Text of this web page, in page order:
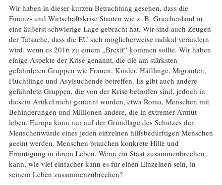
Wir haben in dieser kurzen Betrachtung gesehen, dass die
Finanz- und Wirtschaftskrise Staaten wie z. B. Griechenland in
eine äußerst schwierige Lage gebracht hat. Wir sind auch Zeugen
der Tatsache, dass die EU sich möglicherweise radikal verändern
wird, wenn es 2016 zu einem „Brexit“ kommen sollte. Wir haben
einige Aspekte der Krise genannt, die die am stärksten
gefährdeten Gruppen wie Frauen, Kinder, Häftlinge, Migranten,
Flüchtlinge und Asylsuchende betreffen. Es gibt auch andere
gefährdete Gruppen, die von der Krise betroffen sind, jedoch in
diesem Artikel nicht genannt wurden, etwa Roma, Menschen mit
Behinderungen und Millionen andere, die in extremer Armut
leben. Europa kann nur auf der Grundlage des Schutzes der
Menschenwürde eines jeden einzelnen hilfsbedürftigen Menschen
geeint werden. Menschen brauchen konkrete Hilfe und
Ermutigung in ihrem Leben. Wenn ein Staat zusammenbrechen
kann, wie viel einfacher kann es für einen Einzelnen sein, in
seinem Leben zusammenzubrechen?